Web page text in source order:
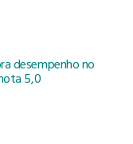
desempenho no
5,0